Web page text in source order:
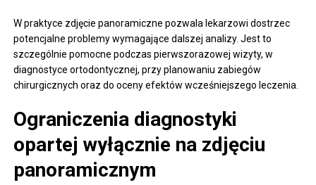
W praktyce zdjęcie panoramiczne pozwala lekarzowi dostrzec
potencjalne problemy wymagające dalszej analizy. Jest to
szczególnie pomocne podczas pierwszorazowej wizyty, w
diagnostyce ortodontycznej, przy planowaniu zabiegów
chirurgicznych oraz do oceny efektów wcześniejszego leczenia.
Ograniczenia diagnostyki
opartej wyłącznie na zdjęciu
panoramicznym